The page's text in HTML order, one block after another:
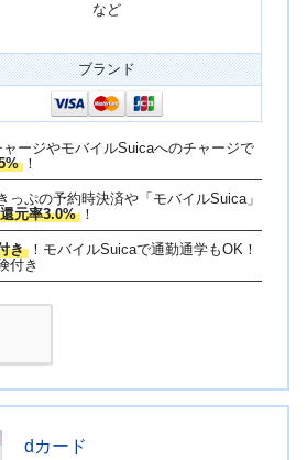
など
ブランド
ージやモバイルSuicaへのチャージで
！
っぷの予約時決済や「モバイルSuica」
還元率3.0% ！
き ！モバイルSuicaで通勤通学もOK！
付き
dカード